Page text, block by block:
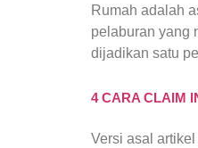
Rumah adalah
pelaburan yang
dijadikan satu
4 CARA CLAIM
Versi asal